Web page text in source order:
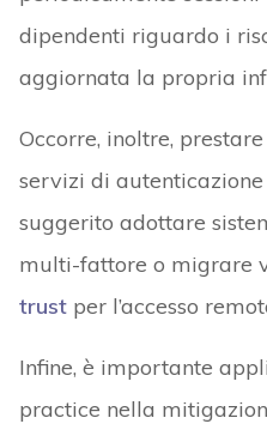
dipendenti riguardo i
aggiornata la propria
Occorre, inoltre,
servizi di
suggerito adottare
multi-fattore o migrare
trustper l’accesso
Infine, è importante
practice nella